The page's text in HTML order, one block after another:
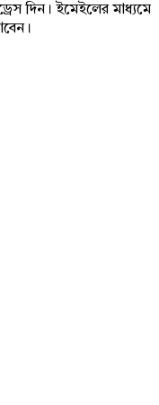
দিন। ইমেইলের মাধ্যমে